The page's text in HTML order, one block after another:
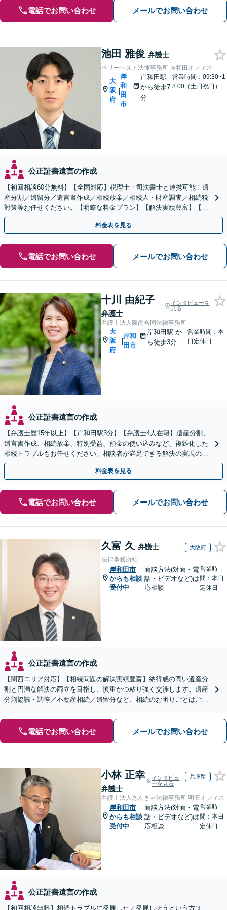
電話でお問い合わせ メールでお問い合わせ
池田 雅俊 弁護士
ベリーベスト法律事務所 岸和田オフィス
大
阪
府
|
岸
和
田
市
岸和田駅
から徒歩7
分
営業時間：09:30~1
8:00（土日祝日）
公正証書遺言の作成
【初回相談60分無料】【全国対応】税理士・司法書士と連携可能！遺
産分割／遺留分／遺言書作成／相続放棄／相続人・財産調査／相続税
対策等お任せください。【明瞭な料金プラン】【解決実績豊富】【電
話相談可】
料金表を見る
電話でお問い合わせ メールでお問い合わせ
十川 由紀子
弁護士
インタビューを
見る
弁護士法人阪南合同法律事務所
大
阪
府
|
岸和
田市
岸和田駅か
ら徒歩3分
営業時間：本
日定休日
公正証書遺言の作成
【弁護士歴15年以上】【岸和田駅3分】【弁護士4人在籍】遺産分割、
遺言書作成、相続放棄、特別受益、預金の使い込みなど、複雑化した
相続トラブルもお任せください。相談者が満足できる解決の実現のた
めに、他士業と連携し最善を尽くします【完全個室】
料金表を見る
電話でお問い合わせ メールでお問い合わせ
久富 久 弁護士 大阪府
法律事務所結
岸和田市
からも相談
受付中
面談方法(対面・電
話・ビデオなど)は
応相談
営業時
間：本日
定休日
公正証書遺言の作成
【関西エリア対応】【相続問題の解決実績豊富】納得感の高い遺産分
割と円満な解決の両立を目指し、慎重かつ粘り強く交渉します。遺産
分割協議・調停／不動産相続／遺留分など、相続のお困りごとはご相
電話でお問い合わせ メールでお問い合わせ
小林 正幸
弁護士
インタビュ
ーを見る
兵庫県
弁護士法人あんぎゃ法律事務所 明石オフィス
岸和田市
からも相談
受付中
面談方法(対面・電
話・ビデオなど)は
応相談
営業時
間：本日
定休日
公正証書遺言の作成
【初回相談無料】相続トラブルに発展した／発展しそうという方は、